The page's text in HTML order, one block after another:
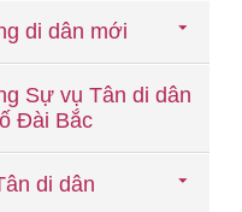
di dân mới
Sự vụ Tân di dân
Đài Bắc
di dân